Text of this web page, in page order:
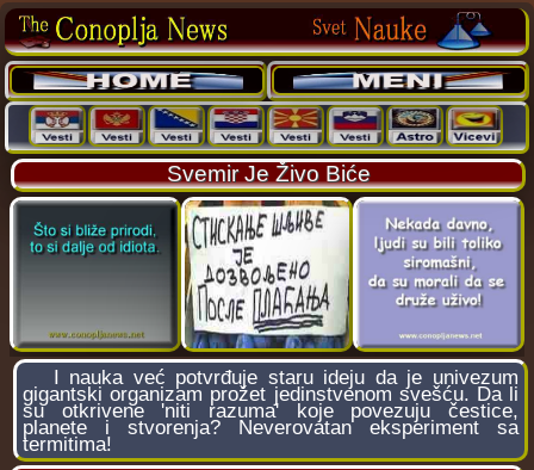
Svemir Je Živo Biće
I nauka već potvrđuje staru ideju da je univezum
gigantski organizam prožet jedinstvenom svešću. Da li
su otkrivene 'niti razuma' koje povezuju čestice,
planete i stvorenja? Neverovatan eksperiment sa
termitima!